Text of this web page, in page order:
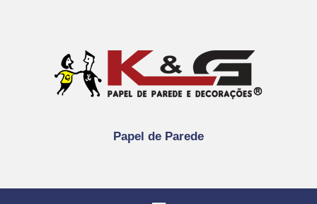
Papel de Parede